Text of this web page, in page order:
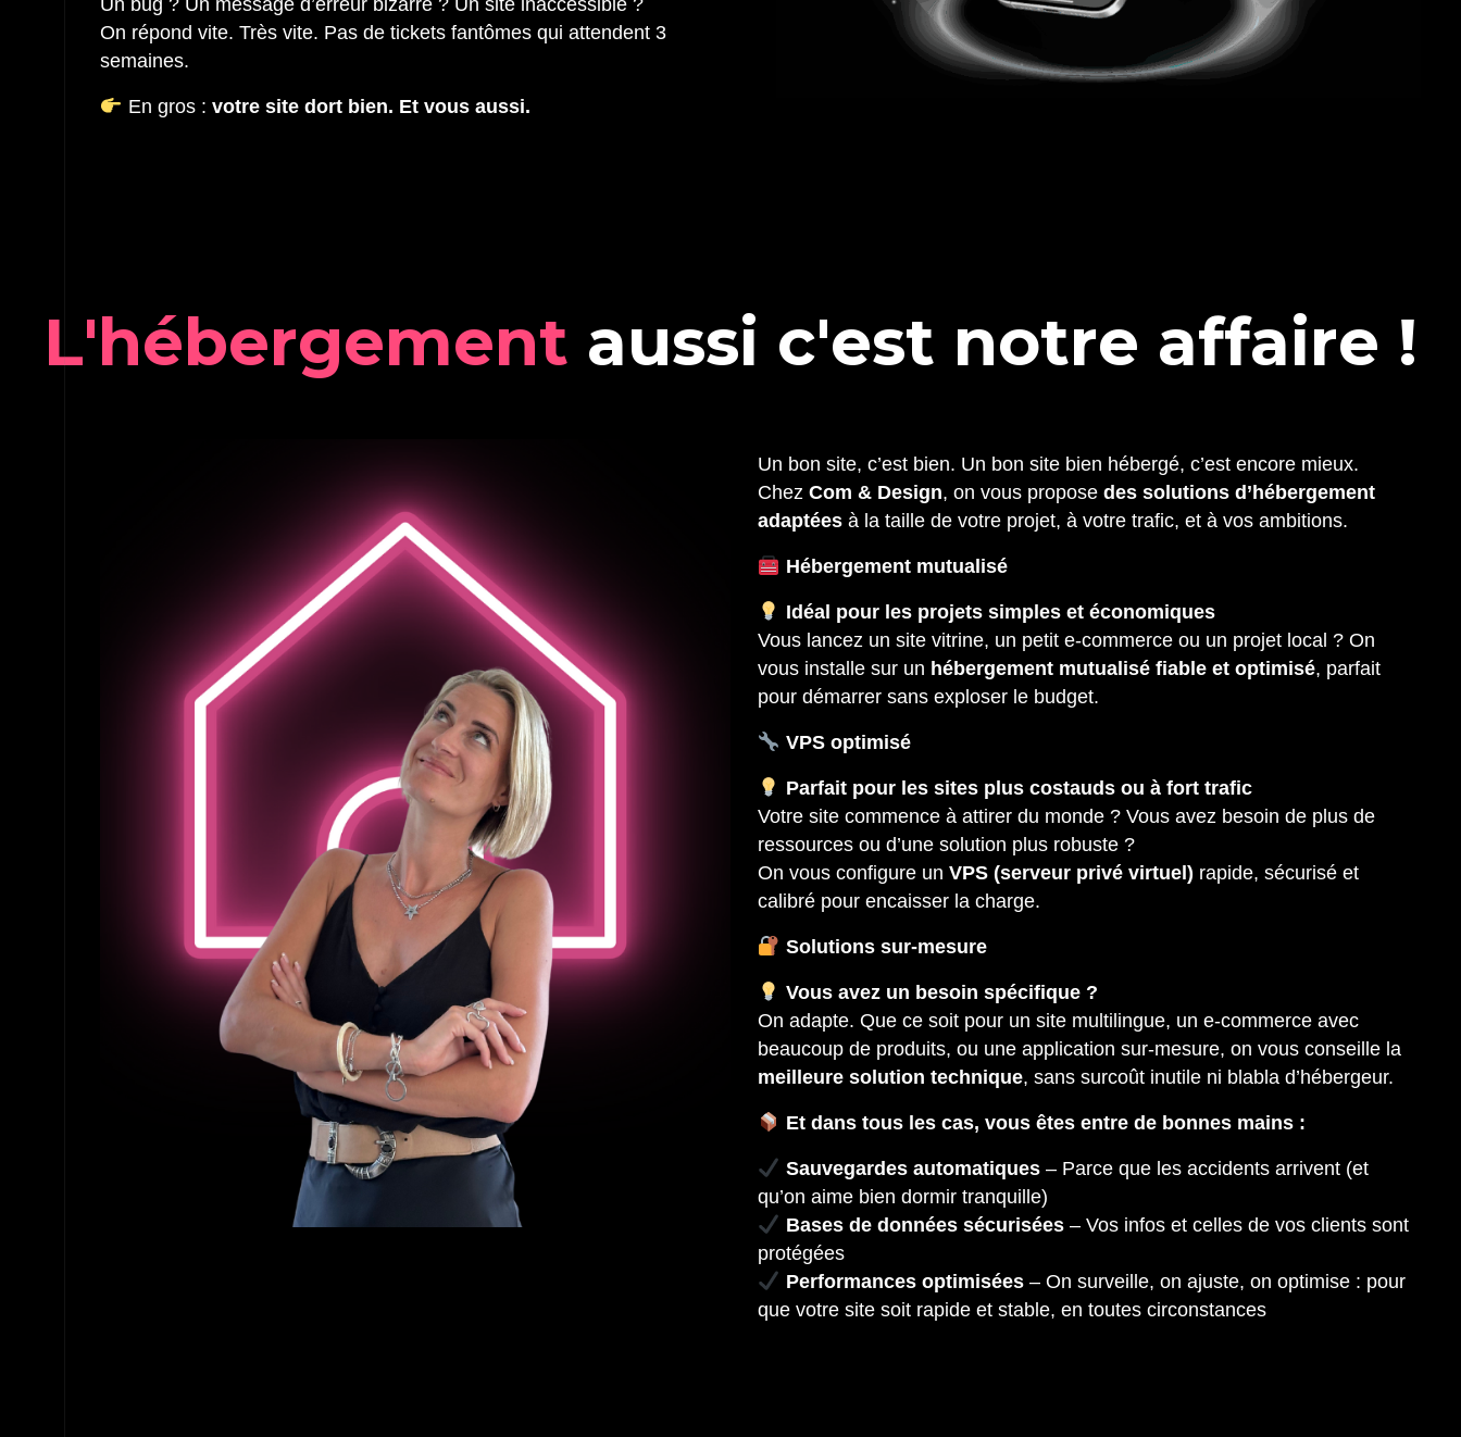
Un bug ? Un message d’erreur bizarre ? Un site inaccessible ?
On répond vite. Très vite. Pas de tickets fantômes qui attendent 3
semaines.
En gros : votre site dort bien. Et vous aussi.
L'hébergement aussi c'est notre affaire !
Un bon site, c’est bien. Un bon site bien hébergé, c’est encore mieux.
Chez Com & Design, on vous propose des solutions d’hébergement
adaptées à la taille de votre projet, à votre trafic, et à vos ambitions.
Hébergement mutualisé
Idéal pour les projets simples et économiques
Vous lancez un site vitrine, un petit e-commerce ou un projet local ? On
vous installe sur un hébergement mutualisé fiable et optimisé, parfait
pour démarrer sans exploser le budget.
VPS optimisé
Parfait pour les sites plus costauds ou à fort trafic
Votre site commence à attirer du monde ? Vous avez besoin de plus de
ressources ou d’une solution plus robuste ?
On vous configure un VPS (serveur privé virtuel) rapide, sécurisé et
calibré pour encaisser la charge.
Solutions sur-mesure
Vous avez un besoin spécifique ?
On adapte. Que ce soit pour un site multilingue, un e-commerce avec
beaucoup de produits, ou une application sur-mesure, on vous conseille la
meilleure solution technique, sans surcoût inutile ni blabla d’hébergeur.
Et dans tous les cas, vous êtes entre de bonnes mains :
Sauvegardes automatiques– Parce que les accidents arrivent (et
qu’on aime bien dormir tranquille)
Bases de données sécurisées– Vos infos et celles de vos clients sont
protégées
Performances optimisées– On surveille, on ajuste, on optimise : pour
que votre site soit rapide et stable, en toutes circonstances